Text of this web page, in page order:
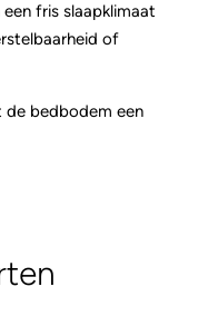
fris slaapklimaat
of
bedbodem een